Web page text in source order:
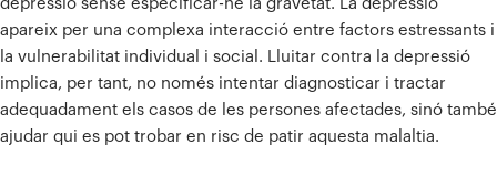
depressió sense especificar-ne la gravetat. La depressió
apareix per una complexa interacció entre factors estressants i
la vulnerabilitat individual i social. Lluitar contra la depressió
implica, per tant, no només intentar diagnosticar i tractar
adequadament els casos de les persones afectades, sinó també
ajudar qui es pot trobar en risc de patir aquesta malaltia.